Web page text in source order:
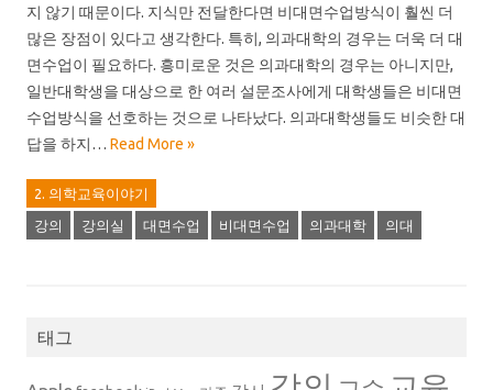
지 않기 때문이다. 지식만 전달한다면 비대면수업방식이 훨씬 더
많은 장점이 있다고 생각한다. 특히, 의과대학의 경우는 더욱 더 대
면수업이 필요하다. 흥미로운 것은 의과대학의 경우는 아니지만,
일반대학생을 대상으로 한 여러 설문조사에게 대학생들은 비대면
수업방식을 선호하는 것으로 나타났다. 의과대학생들도 비슷한 대
답을 하지… Read More »
2. 의학교육이야기
강의 강의실 대면수업 비대면수업 의과대학 의대
태그